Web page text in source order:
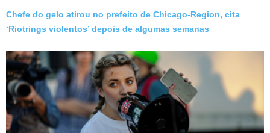
Chefe do gelo atirou no prefeito de Chicago-Region, cita
‘Riotrings violentos’ depois de algumas semanas